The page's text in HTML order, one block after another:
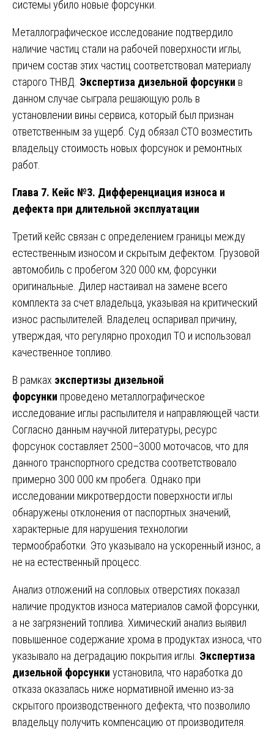
системы убило новые форсунки.
Металлографическое исследование подтвердило
наличие частиц стали на рабочей поверхности иглы,
причем состав этих частиц соответствовал материалу
старого ТНВД. Экспертиза дизельной форсунки в
данном случае сыграла решающую роль в
установлении вины сервиса, который был признан
ответственным за ущерб. Суд обязал СТО возместить
владельцу стоимость новых форсунок и ремонтных
работ.
Глава 7. Кейс №3. Дифференциация износа и
дефекта при длительной эксплуатации
Третий кейс связан с определением границы между
естественным износом и скрытым дефектом. Грузовой
автомобиль с пробегом 320 000 км, форсунки
оригинальные. Дилер настаивал на замене всего
комплекта за счет владельца, указывая на критический
износ распылителей. Владелец оспаривал причину,
утверждая, что регулярно проходил ТО и использовал
качественное топливо.
В рамках экспертизы дизельной
форсунки проведено металлографическое
исследование иглы распылителя и направляющей части.
Согласно данным научной литературы, ресурс
форсунок составляет 2500–3000 моточасов, что для
данного транспортного средства соответствовало
примерно 300 000 км пробега. Однако при
исследовании микротвердости поверхности иглы
обнаружены отклонения от паспортных значений,
характерные для нарушения технологии
термообработки. Это указывало на ускоренный износ, а
не на естественный процесс.
Анализ отложений на сопловых отверстиях показал
наличие продуктов износа материалов самой форсунки,
а не загрязнений топлива. Химический анализ выявил
повышенное содержание хрома в продуктах износа, что
указывало на деградацию покрытия иглы. Экспертиза
дизельной форсунки установила, что наработка до
отказа оказалась ниже нормативной именно из-за
скрытого производственного дефекта, что позволило
владельцу получить компенсацию от производителя.